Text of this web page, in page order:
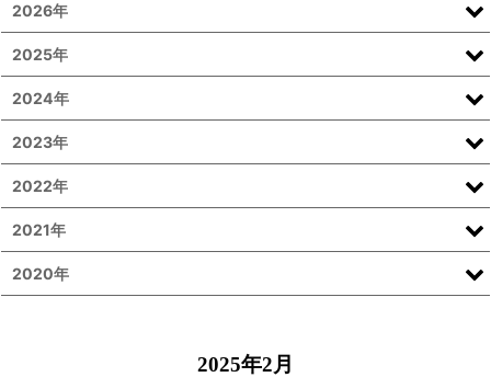
2025年2月
2026年
2025年
2024年
2023年
2022年
2021年
2020年